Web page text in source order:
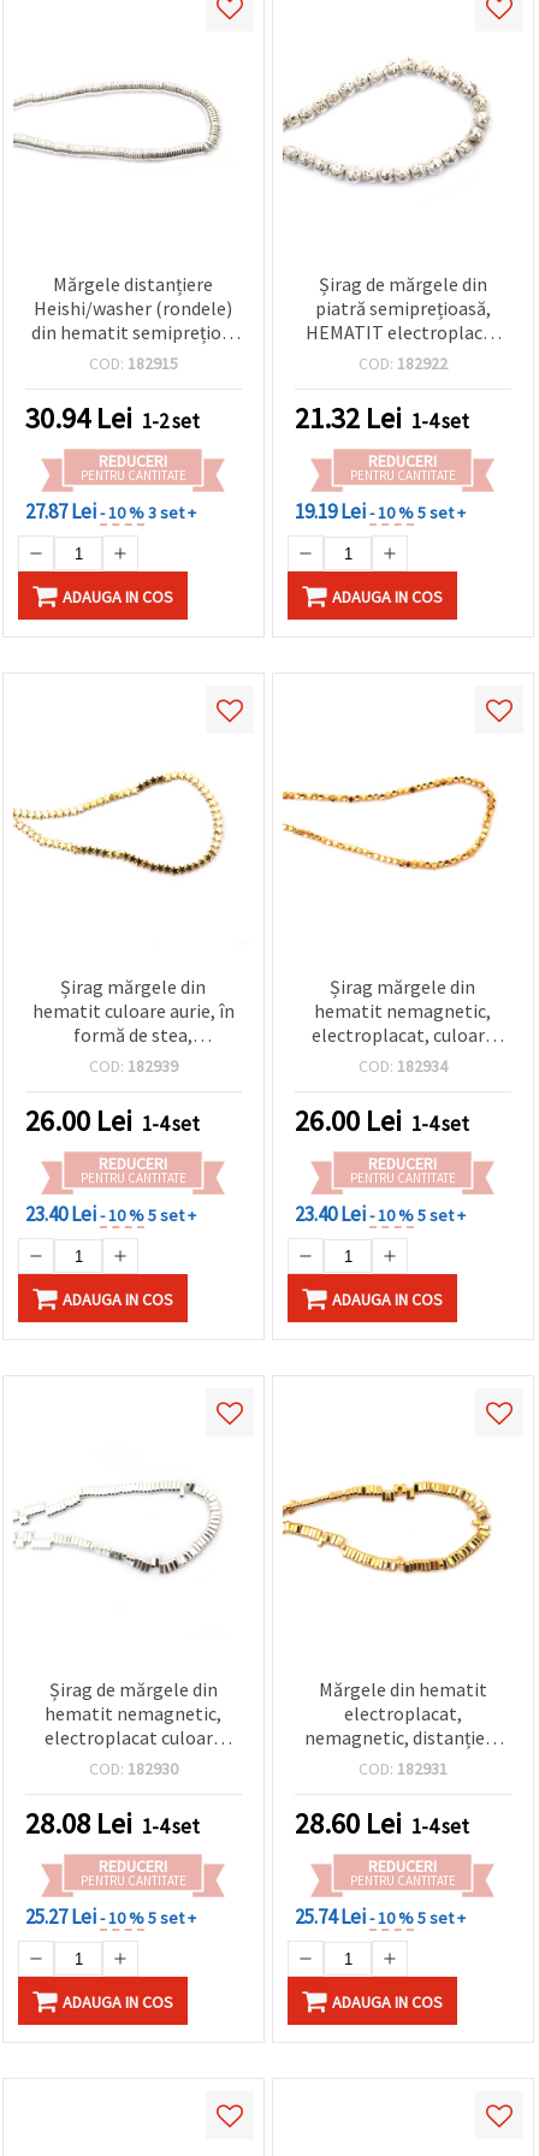
Mărgele distanțiere
Heishi/washer (rondele)
din hematit semiprețios,
nemagnetice,
argintiu alb, 6x1 mm,
gaură 1 mm, șirag
complet ~320 buc., pentru
bijuterii handmade și DIY
COD: 182915
30.94Lei 1-2 set
REDUCERI
PENTRU CANTITATE
27.87 Lei- 10 %3 set +
ADAUGA IN COS
Șirag de mărgele din
piatră semiprețioasă,
HEMATIT electroplacat
nemagnetic, rotunde,
argintiu alb, 9 mm, gaură
1 mm ~ 48 buc.
COD: 182922
21.32 Lei 1-4 set
REDUCERI
PENTRU CANTITATE
19.19 Lei- 10 %5 set +
ADAUGA IN COS
Șirag mărgele din
hematit culoare aurie, în
formă de stea,
semiprețioase,
electroplacate — 4x2,5
mm, orificiu 0,7 mm, ~ 118
buc.
COD: 182939
26.00 Lei 1-4 set
REDUCERI
PENTRU CANTITATE
23.40 Lei- 10 %5 set +
ADAUGA IN COS
Șirag mărgele din
hematit nemagnetic,
electroplacat, culoare
argintiu (argint alb),
orificiu 0,7 mm, aprox. 125
buc., distanțiere din piatră
semiprețioasă pentru
bijuterii handmade
COD: 182934
26.00 Lei 1-4 set
REDUCERI
PENTRU CANTITATE
23.40 Lei- 10 %5 set +
ADAUGA IN COS
Șirag de mărgele din
hematit nemagnetic,
electroplacat culoare
argintiu (argint alb), 6x2
185 buc – mărgele
distanțiere semiprețioase
pentru bijuterii handmade
COD: 182930
28.08 Lei 1-4 set
REDUCERI
PENTRU CANTITATE
25.27 Lei- 10 %5 set +
ADAUGA IN COS
Mărgele din hematit
electroplacat,
nemagnetic, distanțiere
dreptunghiulare 6x2 mm,
185 buc./șirag, pentru
bijuterii handmade DIY
(semiprețios, auriu)
COD: 182931
28.60 Lei 1-4 set
REDUCERI
PENTRU CANTITATE
25.74 Lei- 10 %5 set +
ADAUGA IN COS